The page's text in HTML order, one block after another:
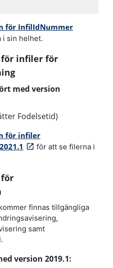
för InfilIdNummer
i sin helhet.
för infiler för
med version
Fodelsetid)
för infiler
för att se filerna i
för
finnas tillgängliga
samt
version 2019.1: